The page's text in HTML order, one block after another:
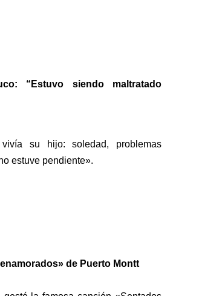
“Estuvo siendo maltratado
su hijo: soledad, problemas
estuve pendiente».
de Puerto Montt